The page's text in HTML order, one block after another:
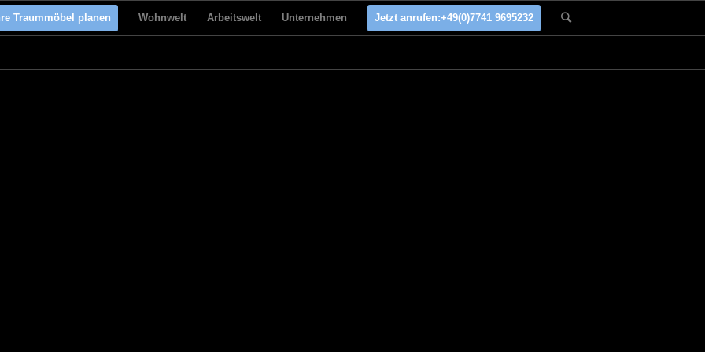
Traummöbel planen Wohnwelt Arbeitswelt Unternehmen Jetzt anrufen:+49(0)7741 9695232